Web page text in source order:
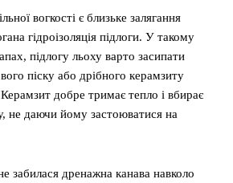
вогкості є близьке залягання
гідроізоляція підлоги. У такому
підлогу льоху варто засипати
піску або дрібного керамзиту
добре тримає тепло і вбирає
не даючи йому застоюватися на
забилася дренажна канава навколо